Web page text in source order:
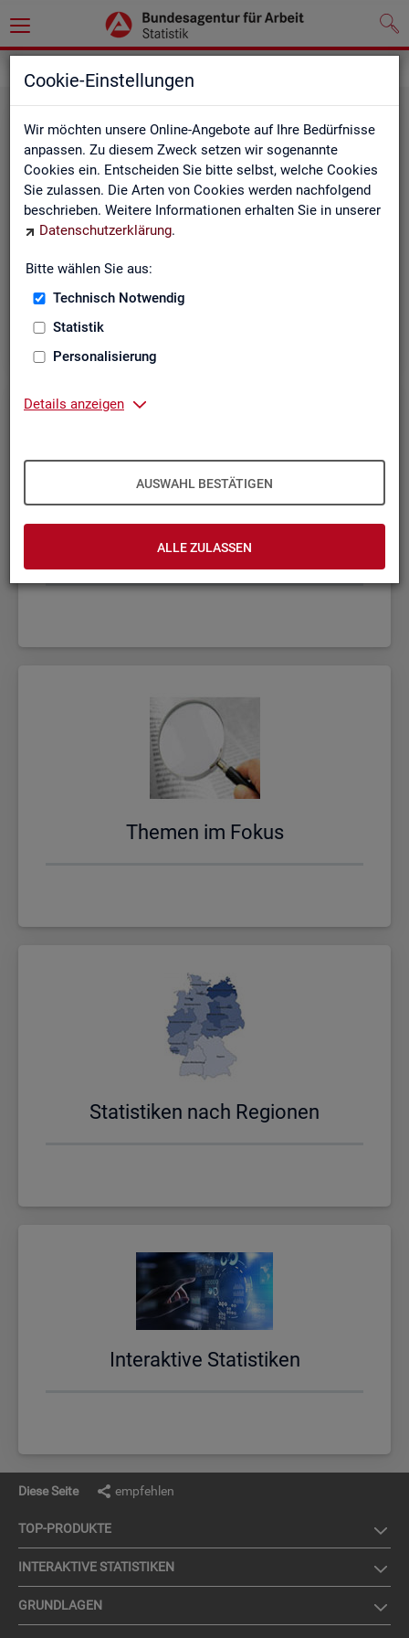
Cookie-Einstellungen
Wir möchten unsere Online-Angebote auf Ihre Bedürfnisse
anpassen. Zu diesem Zweck setzen wir sogenannte
Cookies ein. Entscheiden Sie bitte selbst, welche Cookies
Sie zulassen. Die Arten von Cookies werden nachfolgend
beschrieben. Weitere Informationen erhalten Sie in unserer
Datenschutzerklärung.
Bitte wählen Sie aus:
Technisch Notwendig
Statistik
Personalisierung
Details anzeigen
AUSWAHL BESTÄTIGEN
ALLE ZULASSEN
Rund­schau Ar­beits­markt
Fach­sta­tis­ti­ken
The­men im Fokus
Sta­tis­ti­ken nach Re­gio­nen
In­ter­ak­ti­ve Sta­tis­ti­ken
Diese Seite empfehlen
TOP-PRO­DUK­TE
IN­TER­AK­TI­VE STA­TIS­TI­KEN
GRUND­LA­GEN